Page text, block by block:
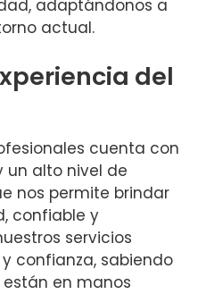
adaptándonos a
actual.
del
cuenta con
un alto nivel de
nos permite brindar
confiable y
servicios
confianza, sabiendo
en manos